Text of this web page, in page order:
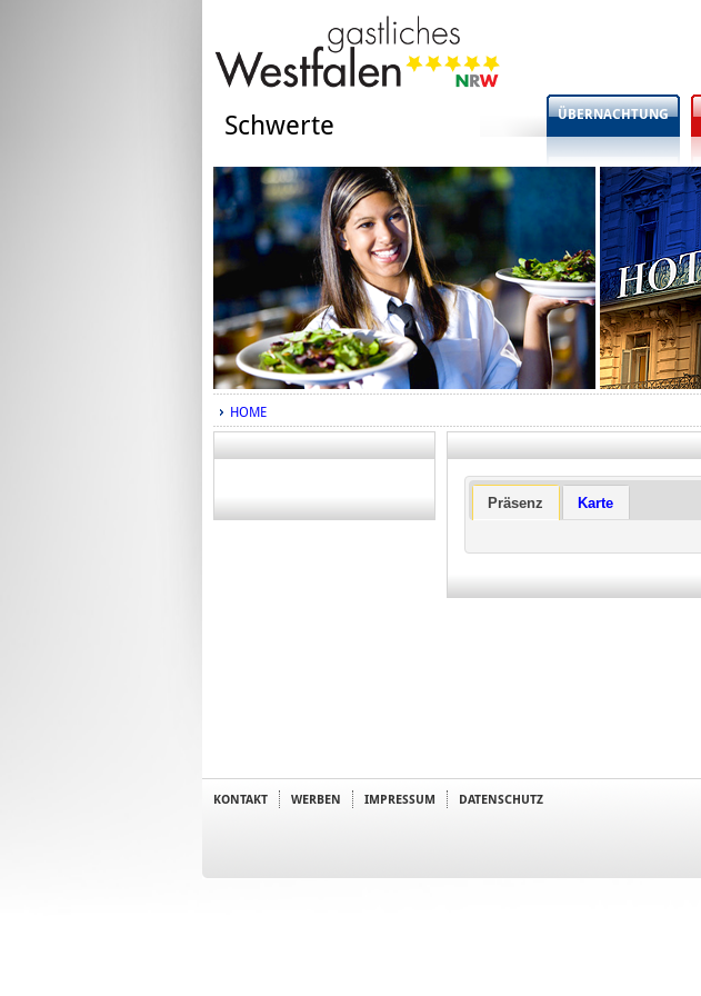
Schwerte ÜBERNACHTUNG
HOME
Präsenz Karte
KONTAKT WERBEN IMPRESSUM DATENSCHUTZ